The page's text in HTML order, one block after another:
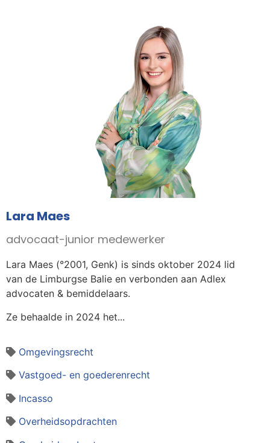
Lara Maes
advocaat-junior medewerker
Lara Maes (°2001, Genk) is sinds oktober 2024 lid
van de Limburgse Balie en verbonden aan Adlex
advocaten & bemiddelaars.
Ze behaalde in 2024 het...
Omgevingsrecht
Vastgoed- en goederenrecht
Incasso
Overheidsopdrachten